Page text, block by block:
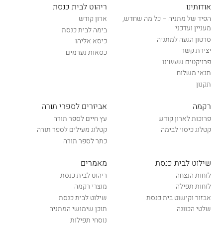
אודותינו
הפיד של מתניה – כל מה שחדש,
מעניין ועדכני
סרטון הגעה למתניה
יצירת קשר
פרויקטים שעשינו
תנאי משלוח
תקנון
ריהוט לבית כנסת
ארון קודש
בימה לבית כנסת
כיסא אליהו
כסאות נערמים
רקמה
פרוכות לארון קודש
קטלוג כיסוי לבימה
אביזרים לספרי תורה
עץ חיים לספר תורה
קטלוג מעילים לספר תורה
כתר לספר תורה
שילוט לבית כנסת
לוחות הנצחה
לוחות תפילה
אבזור וקישוט בית כנסת
שלטי הכוונה
מאמרים
ריהוט לבית כנסת
מוצרי רקמה
שילוט לבית כנסת
תוכן שימושי המתניה
נוסחי תפילות